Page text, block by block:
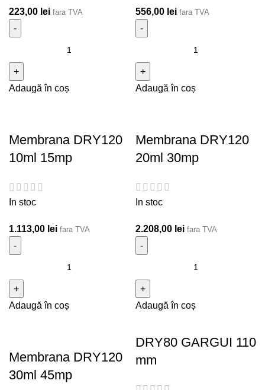
223,00 lei fara TVA
Cantitate Membrana DRY120 2ml 3mp
Adaugă în coș
556,00 lei fara TVA
Cantitate Membrana
Adaugă în coș
Membrana DRY120
10ml 15mp
In stoc
1.113,00 lei fara TVA
Cantitate Membrana DRY120 10ml 15mp
Adaugă în coș
Membrana DRY120
20ml 30mp
In stoc
2.208,00 lei fara TVA
Cantitate Membrana
Adaugă în coș
Membrana DRY120
30ml 45mp
DRY80 GARGUI 110
mm